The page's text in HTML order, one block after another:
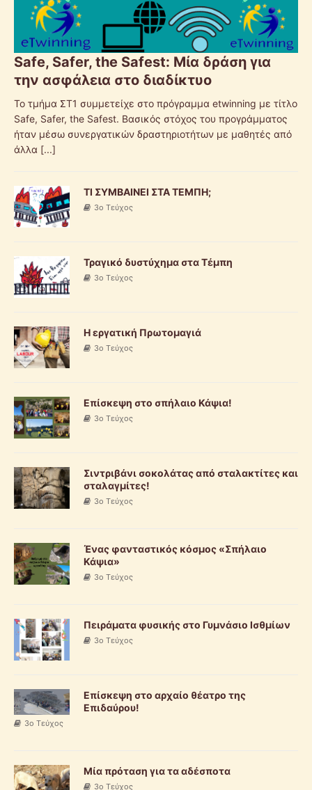
Safe, Safer, the Safest: Μία δράση για
την ασφάλεια στο διαδίκτυο
Το τμήμα ΣΤ1 συμμετείχε στο πρόγραμμα etwinning με τίτλο
Safe, Safer, the Safest. Βασικός στόχος του προγράμματος
ήταν μέσω συνεργατικών δραστηριοτήτων με μαθητές από
άλλα [...]
ΤΙ ΣΥΜΒΑΙΝΕΙ ΣΤΑ ΤΕΜΠΗ;
3o Τεύχος
Τραγικό δυστύχημα στα Τέμπη
3o Τεύχος
Η εργατική Πρωτομαγιά
3o Τεύχος
Επίσκεψη στο σπήλαιο Κάψια!
3o Τεύχος
Σιντριβάνι σοκολάτας από σταλακτίτες και
σταλαγμίτες!
3o Τεύχος
Ένας φανταστικός κόσμος «Σπήλαιο
Κάψια»
3o Τεύχος
Πειράματα φυσικής στο Γυμνάσιο Ισθμίων
3o Τεύχος
Επίσκεψη στο αρχαίο θέατρο της
Επιδαύρου!
3o Τεύχος
Μία πρόταση για τα αδέσποτα
3o Τεύχος